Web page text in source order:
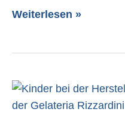
Weiterlesen »
Ein
Blick